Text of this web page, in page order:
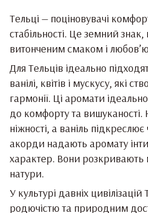
Тельці — поціновувачі
стабільності. Це земний
витонченим смаком і
Для Тельців ідеально
ванілі, квітів і мускусу, які
гармонії. Ці аромати
до комфорту та вишуканості.
ніжності, а ваніль підкреслює
акорди надають аромату
характер. Вони розкривають
натури.
У культурі давніх
родючістю та природним